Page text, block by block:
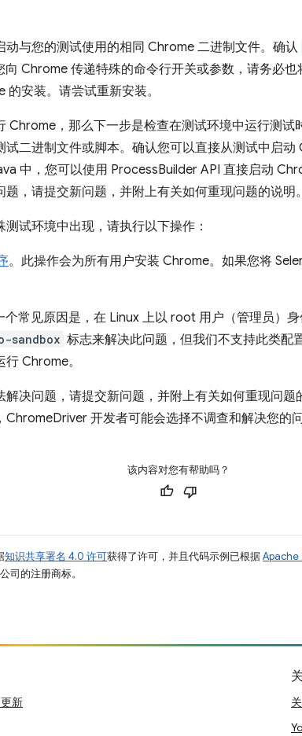
与您的测试使用的相同 Chrome 二进制文件。确认
Chrome 传递特殊的命令行开关或参数，请务必
安装。请尝试重新安装。
Chrome，那么下一步是检查在测试环境中运行测
试二进制文件或脚本。确认您可以直接从测试中启
中，您可以使用 ProcessBuilder API 直接启动
，请提交新问题，并附上有关如何重现问题的说明。
试环境中出现，请执行以下操作：
。此操作会为所有用户安装 Chrome。如果您将
常见原因是，在 Linux 上以 root 用户（管理员）
sandbox 标志来解决此问题，但我们不支持此类配
Chrome。
决问题，请提交新问题，并附上有关如何重现问
开发者可能会选择不调查和解决您的问
该内容对您有帮助吗？
知识共享署名 4.0 许可获得了许可，并且代码示例已根据Apache
司的注册商标。
新